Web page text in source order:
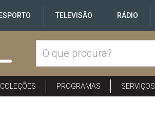
TELEVISÃO RÁDIO
COLEÇÕES PROGRAMAS SERVIÇOS